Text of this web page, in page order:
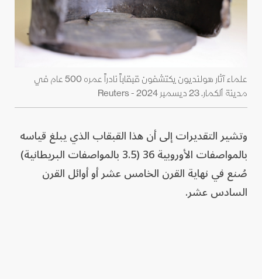
علماء آثار هولنديون يكتشفون قبقاباً نادراً عمره 500 عام في
مدينة ألكمار. 23 ديسمبر 2024 - Reuters
وتشير التقديرات إلى أن هذا القبقاب الذي يبلغ قياسه
بالمواصفات الأوروبية 36 (3.5 بالمواصفات البريطانية)
صُنع في نهاية القرن الخامس عشر أو أوائل القرن
السادس عشر.